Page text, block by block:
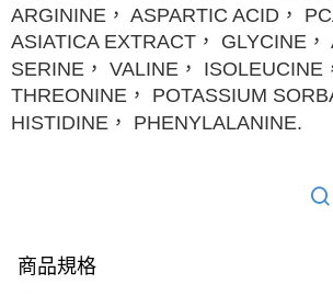
ARGININE， ASPARTIC ACID，
ASIATICA EXTRACT， GLYCINE，
SERINE， VALINE， ISOLEUCINE
THREONINE， POTASSIUM
HISTIDINE， PHENYLALANINE.
商品規格